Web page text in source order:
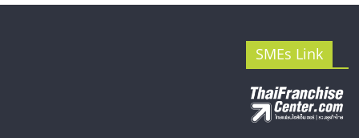
SMEs Link